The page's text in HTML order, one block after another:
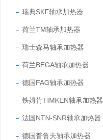
瑞典SKF轴承加热器
荷兰TM轴承加热器
瑞士森马轴承加热器
荷兰BEGA轴承加热器
德国FAG轴承加热器
铁姆肯TIMKEN轴承加热器
法国NTN-SNR轴承加热器
德国普鲁夫轴承加热器